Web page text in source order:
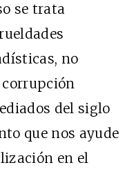
se trata
no
corrupción
del siglo
que nos ayude
en el